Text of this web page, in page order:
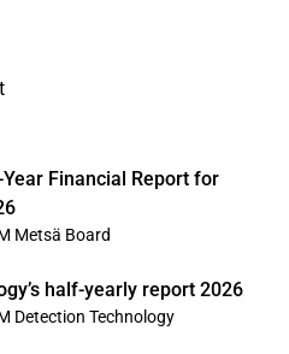
Financial Report for
Metsä Board
half-yearly report 2026
Detection Technology